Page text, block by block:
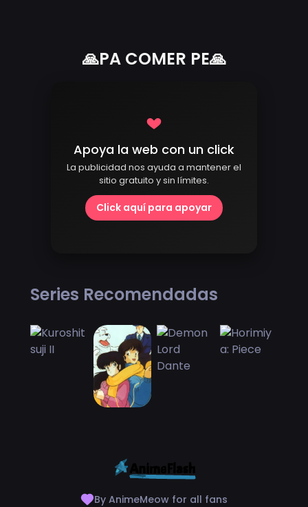
🙏PA COMER PE🙏
Apoya la web con un click
La publicidad nos ayuda a mantener el
sitio gratuito y sin límites.
Click aquí para apoyar
Series Recomendadas
By AnimeMeow for all fans